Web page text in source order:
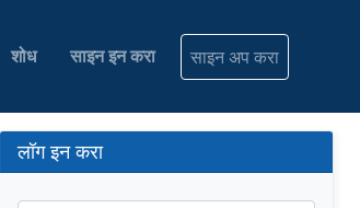
शोध साइन इन करा साइन अप करा
लॉग इन करा